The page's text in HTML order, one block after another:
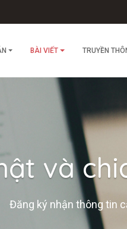
BÀI VIẾT TRUYỀN
và
Đăng ký nhận thông tin